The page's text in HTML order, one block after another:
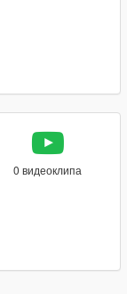
0 видеоклипа